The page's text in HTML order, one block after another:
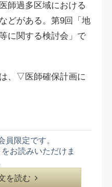
師過多区域における
どがある。第9回「地
に関する検討会」で
、▽医師確保計画に
員限定です。
お読みいただけま
を読む